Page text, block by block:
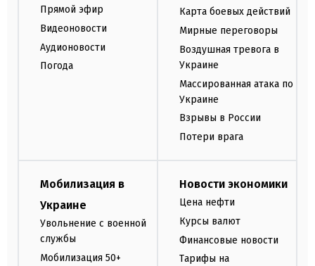
Прямой эфир
Видеоновости
Аудионовости
Погода
Карта боевых действий
Мирные переговоры
Воздушная тревога в
Украине
Массированная атака по
Украине
Взрывы в России
Потери врага
Мобилизация в
Украине
Увольнение с военной
службы
Мобилизация 50+
Новости экономики
Цена нефти
Курсы валют
Финансовые новости
Тарифы на